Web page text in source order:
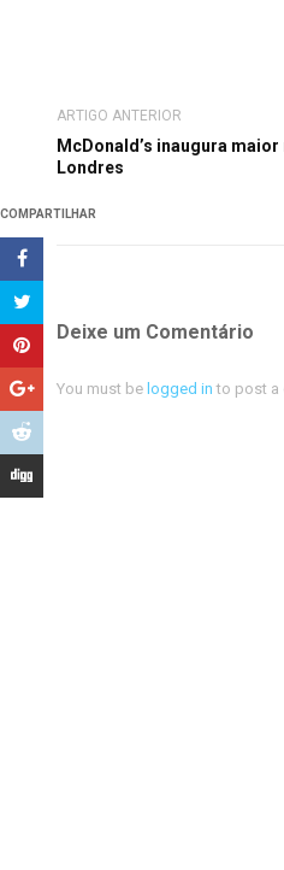
COMPARTILHAR
ARTIGO ANTERIOR
McDonald’s inaugura
Londres
Deixe um Comentário
You must be logged in to post a